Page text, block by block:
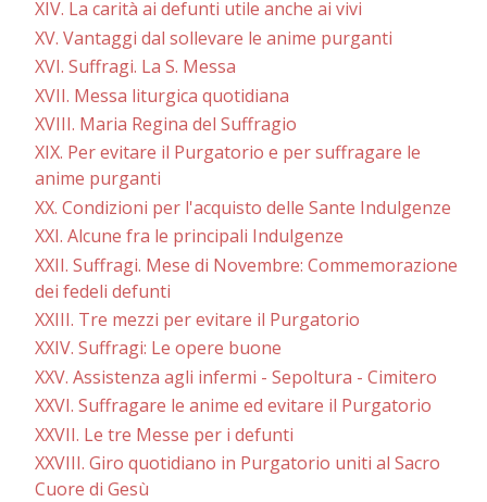
XIV. La carità ai defunti utile anche ai vivi
XV. Vantaggi dal sollevare le anime purganti
XVI. Suffragi. La S. Messa
XVII. Messa liturgica quotidiana
XVIII. Maria Regina del Suffragio
XIX. Per evitare il Purgatorio e per suffragare le
anime purganti
XX. Condizioni per l'acquisto delle Sante Indulgenze
XXI. Alcune fra le principali Indulgenze
XXII. Suffragi. Mese di Novembre: Commemorazione
dei fedeli defunti
XXIII. Tre mezzi per evitare il Purgatorio
XXIV. Suffragi: Le opere buone
XXV. Assistenza agli infermi - Sepoltura - Cimitero
XXVI. Suffragare le anime ed evitare il Purgatorio
XXVII. Le tre Messe per i defunti
XXVIII. Giro quotidiano in Purgatorio uniti al Sacro
Cuore di Gesù